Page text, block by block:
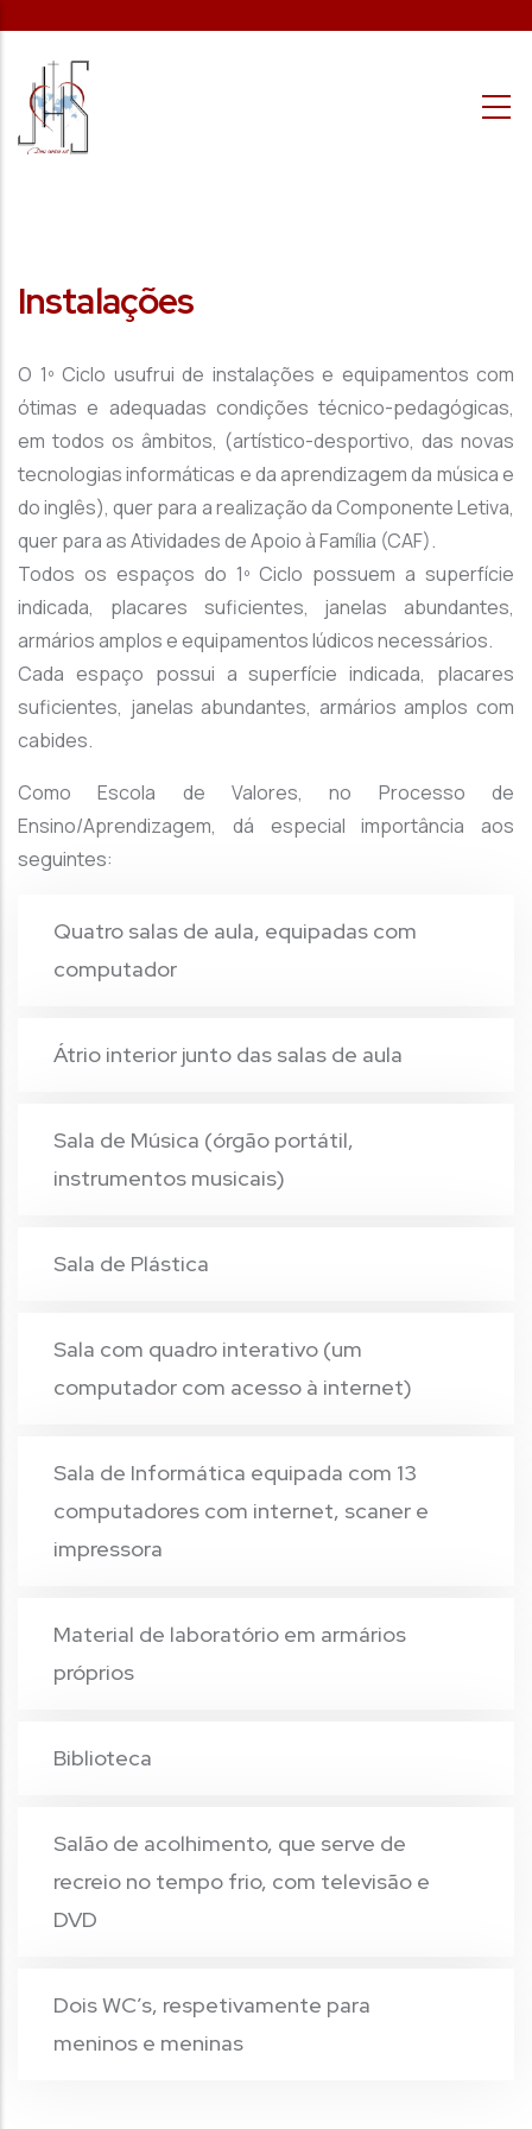
Instalações
O 1º Ciclo usufrui de instalações e equipamentos com
ótimas e adequadas condições técnico-pedagógicas,
em todos os âmbitos, (artístico-desportivo, das novas
tecnologias informáticas e da aprendizagem da música e
do inglês), quer para a realização da Componente Letiva,
quer para as Atividades de Apoio à Família (CAF).
Todos os espaços do 1º Ciclo possuem a superfície
indicada, placares suficientes, janelas abundantes,
armários amplos e equipamentos lúdicos necessários.
Cada espaço possui a superfície indicada, placares
suficientes, janelas abundantes, armários amplos com
cabides.
Como Escola de Valores, no Processo de
Ensino/Aprendizagem, dá especial importância aos
seguintes:
Quatro salas de aula, equipadas com
computador
Átrio interior junto das salas de aula
Sala de Música (órgão portátil,
instrumentos musicais)
Sala de Plástica
Sala com quadro interativo (um
computador com acesso à internet)
Sala de Informática equipada com 13
computadores com internet, scaner e
impressora
Material de laboratório em armários
próprios
Biblioteca
Salão de acolhimento, que serve de
recreio no tempo frio, com televisão e
DVD
Dois WC’s, respetivamente para
meninos e meninas